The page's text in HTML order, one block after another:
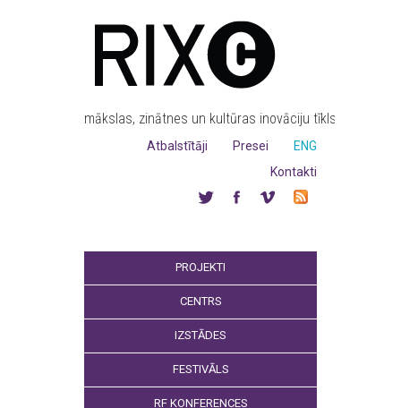
mākslas, zinātnes un kultūras inovāciju tīkls
ENG
Presei
Atbalstītāji
Kontakti
PROJEKTI
CENTRS
IZSTĀDES
FESTIVĀLS
RF KONFERENCES